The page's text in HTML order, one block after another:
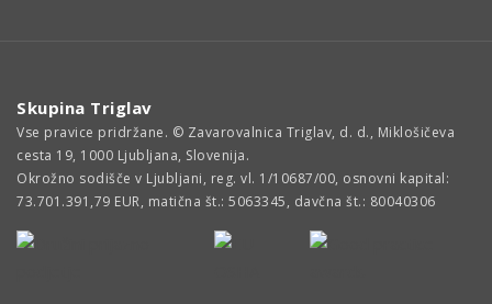
Skupina Triglav
Vse pravice pridržane. © Zavarovalnica Triglav, d. d., Miklošičeva
cesta 19, 1000 Ljubljana, Slovenija.
Okrožno sodišče v Ljubljani, reg. vl. 1/10687/00, osnovni kapital:
73.701.391,79 EUR, matična št.: 5063345, davčna št.: 80040306